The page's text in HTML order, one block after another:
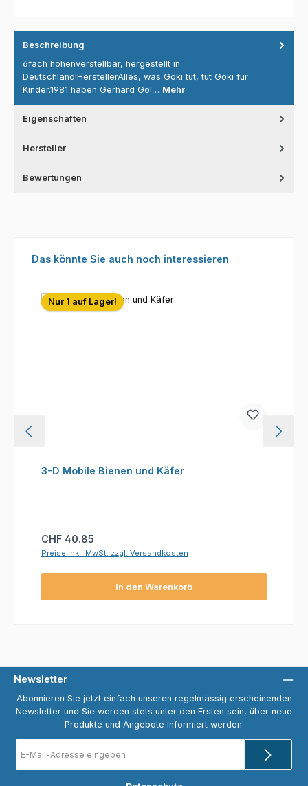
Beschreibung
6fach höhenverstellbar, hergestellt in
Deutschland!HerstellerAlles, was Goki tut, tut Goki für
Kinder.1981 haben Gerhard Gol… Mehr
Eigenschaften
Hersteller
Bewertungen
Produktgalerie überspringen
Das könnte Sie auch noch interessieren
Nur 1 auf Lager!
3-D Mobile Bienen und Käfer
Regulärer Preis:
CHF 40.85
Preise inkl. MwSt. zzgl. Versandkosten
In den Warenkorb
Newsletter
Abonnieren Sie jetzt einfach unseren regelmässig erscheinenden
Newsletter und Sie werden stets unter den Ersten sein, über neue
Produkte und Angebote informiert werden.
Mail-